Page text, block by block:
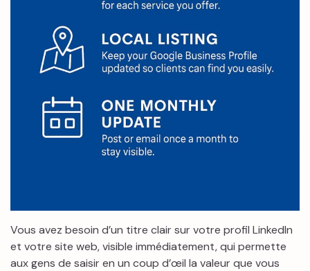
Vous avez besoin d’un titre clair sur votre profil LinkedIn
et votre site web, visible immédiatement, qui permette
aux gens de saisir en un coup d’œil la valeur que vous